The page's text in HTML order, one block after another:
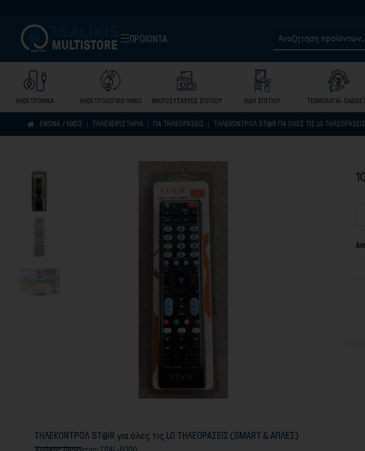
ΠΡΟΙΟΝΤΑ
ΕΙΔΗ ΣΠΙΤΙΟΥ
ΗΛΕΚΤΡΟΛΟΓΙΚΟ ΥΛΙΚΟ
ΗΛΕΚΤΡΟΝΙΚΑ ΜΙΚΡΟΣΥΣΚΕΥΕΣ ΣΠΙΤΙΟΥ ΤΕΧΝΟΛΟΓΙΑ-
ΕΙΚΟΝΑ / ΗΧΟΣ ΤΗΛΕΧΕΙΡΙΣΤΗΡΙΑ ΓΙΑ ΤΗΛΕΟΡΑΣΕΙΣ ΤΗΛΕΚΟΝΤΡΟΛ ST@R ΓΙΑ ΌΛΕΣ ΤΙΣ LG
ΤΗΛΕΚΟΝΤΡΟΛ ST@R για όλες τις LG ΤΗΛΕΟΡΑΣΕΙΣ (SMART & ΑΠΛΕΣ)
Κωδικός Προϊόντος: TSAL-5000